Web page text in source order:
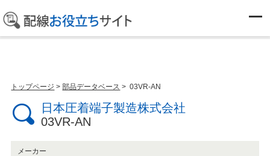
部品データベース
トップページ >部品データベース > 03VR-AN
日本圧着端子製造株式会社
03VR-AN
メーカー